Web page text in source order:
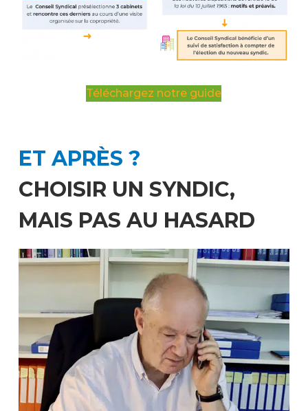
Téléchargez notre guide
ET APRÈS ?
CHOISIR UN SYNDIC,
MAIS PAS AU HASARD